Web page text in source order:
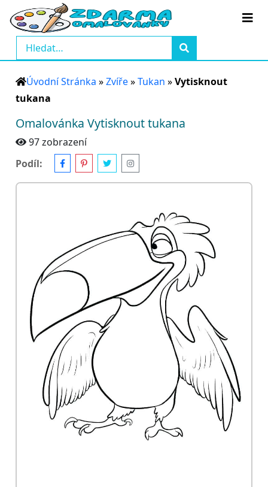
Úvodní Stránka »Zvíře»Tukan »Vytisknout
tukana
Omalovánka Vytisknout tukana
97 zobrazení
Podíl: